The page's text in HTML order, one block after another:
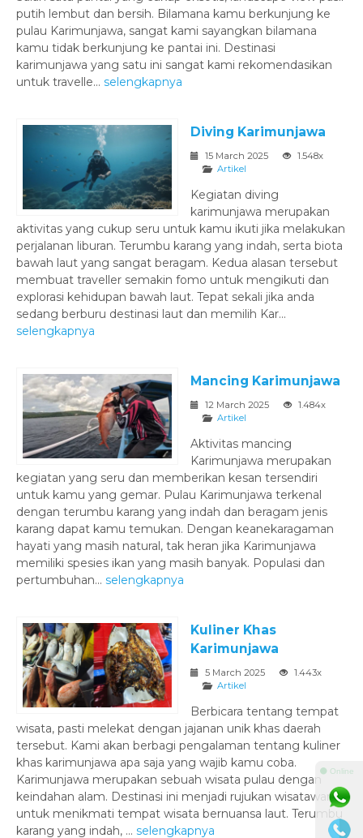
putih lembut dan bersih. Bilamana kamu berkunjung ke
pulau Karimunjawa, sangat kami sayangkan bilamana
kamu tidak berkunjung ke pantai ini. Destinasi
karimunjawa yang satu ini sangat kami rekomendasikan
untuk travelle... selengkapnya
Diving Karimunjawa
15 March 2025
1.548x
Artikel
Kegiatan diving
karimunjawa merupakan
aktivitas yang cukup seru untuk kamu ikuti jika melakukan
perjalanan liburan. Terumbu karang yang indah, serta biota
bawah laut yang sangat beragam. Kedua alasan tersebut
membuat traveller semakin fomo untuk mengikuti dan
explorasi kehidupan bawah laut. Tepat sekali jika anda
sedang berburu destinasi laut dan memilih Kar...
selengkapnya
Mancing Karimunjawa
12 March 2025
1.484x
Artikel
Aktivitas mancing
Karimunjawa merupakan
kegiatan yang seru dan memberikan kesan tersendiri
untuk kamu yang gemar. Pulau Karimunjawa terkenal
dengan terumbu karang yang indah dan beragam jenis
karang dapat kamu temukan. Dengan keanekaragaman
hayati yang masih natural, tak heran jika Karimunjawa
memiliki spesies ikan yang masih banyak. Populasi dan
pertumbuhan... selengkapnya
Kuliner Khas
Karimunjawa
5 March 2025
1.443x
Artikel
Berbicara tentang tempat
wisata, pasti melekat dengan jajanan unik khas daerah
tersebut. Kami akan berbagi pengalaman tentang kuliner
khas karimunjawa apa saja yang wajib kamu coba.
Karimunjawa merupakan sebuah wisata pulau dengan
keindahan alam. Destinasi ini menjadi rujukan wisatawan
untuk menikmati tempat wisata bernuansa laut. Terumbu
karang yang indah, ... selengkapnya
⚫ Online